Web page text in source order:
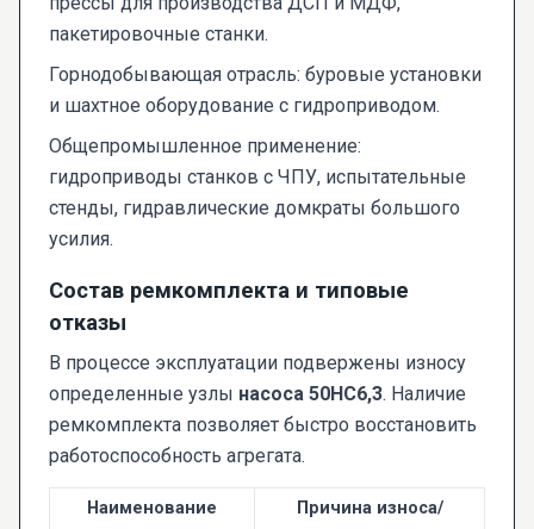
пакетировочные станки.
Горнодобывающая отрасль: буровые установки
и шахтное оборудование с гидроприводом.
Общепромышленное применение:
гидроприводы станков с ЧПУ, испытательные
стенды, гидравлические домкраты большого
усилия.
Состав ремкомплекта и типовые
отказы
В процессе эксплуатации подвержены износу
определенные узлы насоса 50НС6,3. Наличие
ремкомплекта позволяет быстро восстановить
работоспособность агрегата.
Наименование
Причина износа/